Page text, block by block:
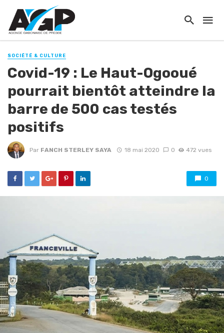
SOCIÉTÉ & CULTURE
Covid-19 : Le Haut-Ogooué
pourrait bientôt atteindre la
barre de 500 cas testés
positifs
Par FANCH STERLEY SAYA 18 mai 2020 0 472 vues
0